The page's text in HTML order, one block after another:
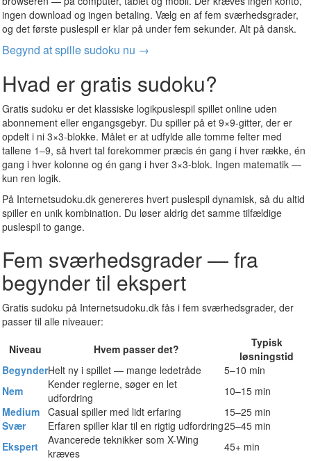
ingen download og ingen betaling. Vælg en af fem sværhedsgrader,
og det første puslespil er klar på under fem sekunder. Alt på dansk.
Begynd at spille sudoku nu →
Hvad er gratis sudoku?
Gratis sudoku er det klassiske logikpuslespil spillet online uden
abonnement eller engangsgebyr. Du spiller på et 9×9-gitter, der er
opdelt i ni 3×3-blokke. Målet er at udfylde alle tomme felter med
tallene 1–9, så hvert tal forekommer præcis én gang i hver række, én
gang i hver kolonne og én gang i hver 3×3-blok. Ingen matematik —
kun ren logik.
På Internetsudoku.dk genereres hvert puslespil dynamisk, så du altid
spiller en unik kombination. Du løser aldrig det samme tilfældige
puslespil to gange.
Fem sværhedsgrader — fra
begynder til ekspert
Gratis sudoku på Internetsudoku.dk fås i fem sværhedsgrader, der
passer til alle niveauer:
Niveau
Hvem passer det?
Typisk
løsningstid
BegynderHelt ny i spillet — mange ledetråde
5–10 min
Nem
Kender reglerne, søger en let
udfordring
10–15 min
Medium Casual spiller med lidt erfaring
15–25 min
Svær
Erfaren spiller klar til en rigtig udfordring25–45 min
Ekspert
Avancerede teknikker som X-Wing
kræves
45+ min